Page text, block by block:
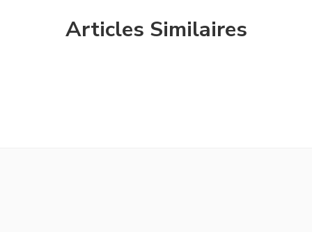
Articles Similaires